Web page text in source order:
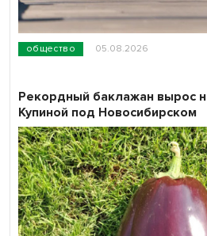
общество 05.08.2026
Рекордный баклажан вырос
Купиной под Новосибирском